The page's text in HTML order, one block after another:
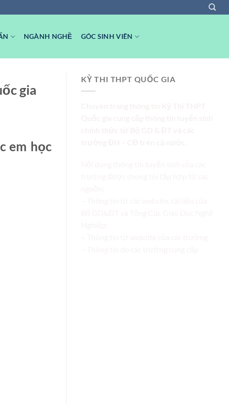
NGÀNH NGHỀ GÓC SINH VIÊN
gia
em học
KỲ THI THPT QUỐC GIA